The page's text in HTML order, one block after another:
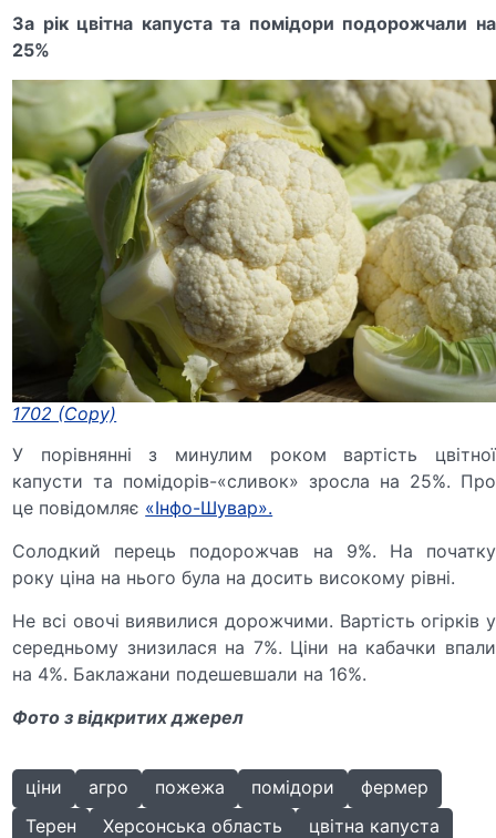
За рік цвітна капуста та помідори подорожчали на
25%
1702 (Copy)
У порівнянні з минулим роком вартість цвітної
капусти та помідорів-«сливок» зросла на 25%. Про
це повідомляє «Інфо-Шувар».
Солодкий перець подорожчав на 9%. На початку
року ціна на нього була на досить високому рівні.
Не всі овочі виявилися дорожчими. Вартість огірків у
середньому знизилася на 7%. Ціни на кабачки впали
на 4%. Баклажани подешевшали на 16%.
Фото з відкритих джерел
ціни агро пожежа помідори
фермер
Терен
Херсонська область цвітна капуста